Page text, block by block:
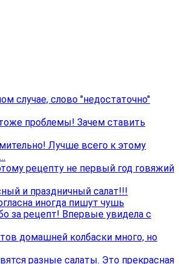
случае, слово "недостаточно"
проблемы! Зачем ставить
Лучше всего к этому
рецепту не первый год говяжий
и праздничный салат!!!
иногда пишут чушь
за рецепт! Впервые увидела с
домашней колбаски много, но
разные салаты. Это прекрасная